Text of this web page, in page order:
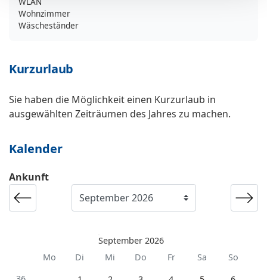
Wohnzimmer
Wäscheständer
Kurzurlaub
Sie haben die Möglichkeit einen Kurzurlaub in
ausgewählten Zeiträumen des Jahres zu machen.
Kalender
Ankunft
September 2026
Mo
Di Mi Do Fr Sa
So